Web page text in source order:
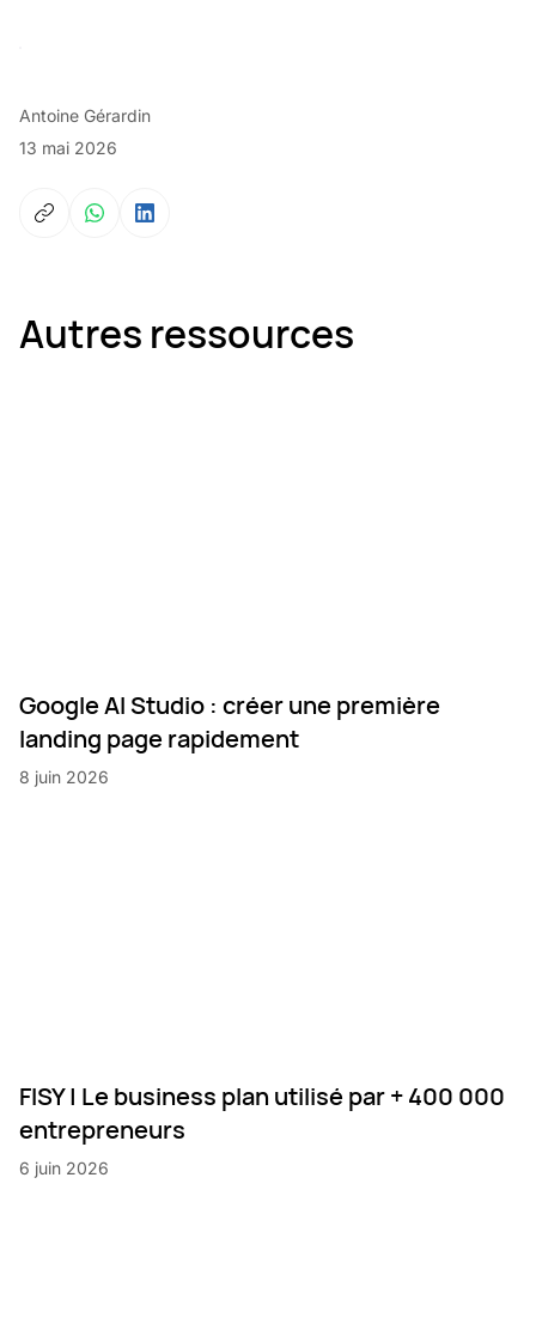
Antoine Gérardin
13 mai 2026
Google AI Studio : créer une première
landing page rapidement
8 juin 2026
FISY | Le business plan utilisé par + 400 000
entrepreneurs
6 juin 2026
Autres ressources